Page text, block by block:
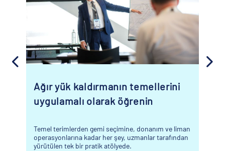
temellerini
donanım ve liman
uzmanlar tarafından
Ziyaretinizi gerçek bir
dönüştürün
Breakbulk Europe'da geçireceğiniz
şekilde değerlendirin ve
sektördeki bağlantılarla sınırlı